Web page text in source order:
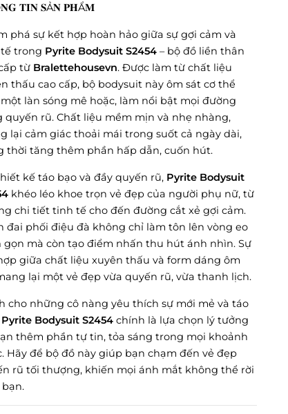
𝐓𝐈𝐍 𝐒Ả𝐍 𝐏𝐇Ẩ𝐌
phá sự kết hợp hoàn hảo giữa sự gợi cảm và
trong Pyrite Bodysuit S2454 – bộ đồ liền thân
từ Bralettehousevn. Được làm từ chất liệu
thấu cao cấp, bộ bodysuit này ôm sát cơ thể
làn sóng mê hoặc, làm nổi bật mọi đường
quyến rũ. Chất liệu mềm mịn và nhẹ nhàng,
lại cảm giác thoải mái trong suốt cả ngày dài,
thời tăng thêm phần hấp dẫn, cuốn hút.
kế táo bạo và đầy quyến rũ, Pyrite Bodysuit
khéo léo khoe trọn vẻ đẹp của người phụ nữ, từ
chi tiết tinh tế cho đến đường cắt xẻ gợi cảm.
đai phối điệu đà không chỉ làm tôn lên vòng eo
gọn mà còn tạo điểm nhấn thu hút ánh nhìn. Sự
giữa chất liệu xuyên thấu và form dáng ôm
lại một vẻ đẹp vừa quyến rũ, vừa thanh lịch.
cho những cô nàng yêu thích sự mới mẻ và táo
Pyrite Bodysuit S2454 chính là lựa chọn lý tưởng
thêm phần tự tin, tỏa sáng trong mọi khoảnh
Hãy để bộ đồ này giúp bạn chạm đến vẻ đẹp
rũ tối thượng, khiến mọi ánh mắt không thể rời